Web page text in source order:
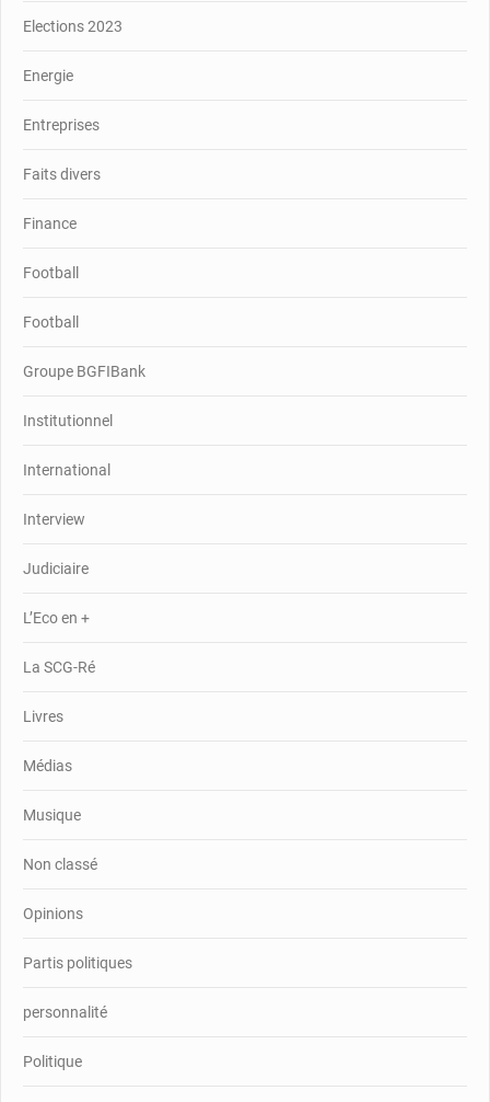
Elections 2023
Energie
Entreprises
Faits divers
Finance
Football
Football
Groupe BGFIBank
Institutionnel
International
Interview
Judiciaire
L’Eco en +
La SCG-Ré
Livres
Médias
Musique
Non classé
Opinions
Partis politiques
personnalité
Politique